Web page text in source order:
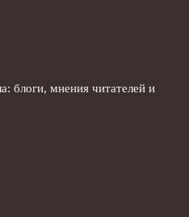
блоги, мнения читателей и